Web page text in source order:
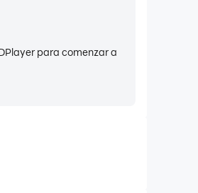
para comenzar a